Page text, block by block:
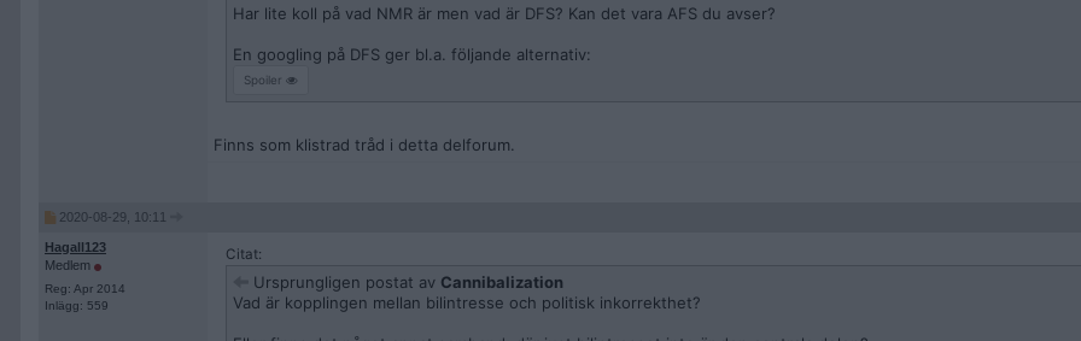
Har lite koll på vad NMR är men vad är DFS? Kan det vara AFS du avser?
En googling på DFS ger bl.a. följande alternativ:
Spoiler
Finns som klistrad tråd i detta delforum.
2020-08-29, 10:11
Hagall123
Medlem
Reg: Apr 2014
Inlägg: 559
Citat:
Ursprungligen postat av Cannibalization
Vad är kopplingen mellan bilintresse och politisk inkorrekthet?